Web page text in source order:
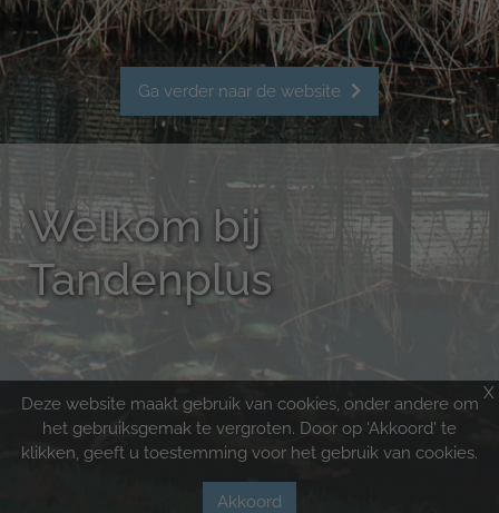
Welkom bij
Tandenplus
Ga verder naar de website
Over Fresh Tandartsen
Privacy verklaring 2025
Voorwaarden
2022 by Tandenplus, powered byDudeSquare
Deze website maakt gebruik van cookies, onder andere om
het gebruiksgemak te vergroten. Door op 'Akkoord' te
klikken, geeft u toestemming voor het gebruik van cookies.
Akkoord
X